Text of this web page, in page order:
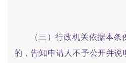
（三）行政机关依据本
的，告知申请人不予公开并说